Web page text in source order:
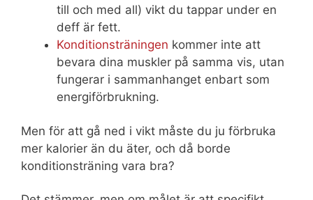
till och med all) vikt du tappar under en
deff är fett.
Konditionsträningen kommer inte att
bevara dina muskler på samma vis, utan
fungerar i sammanhanget enbart som
energiförbrukning.
Men för att gå ned i vikt måste du ju förbruka
mer kalorier än du äter, och då borde
konditionsträning vara bra?